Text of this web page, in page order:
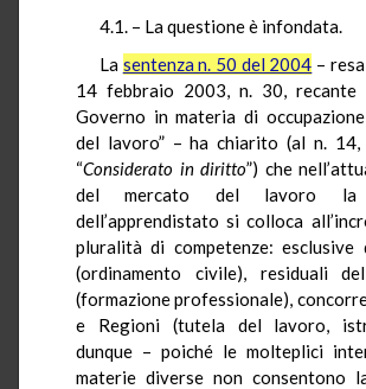
4.1. – La questione è infondata.
La sentenza n. 50 del 2004 –
14 febbraio 2003, n. 30, recante
Governo in materia di
del lavoro” – ha chiarito (al n.
“Considerato in diritto”) che
del mercato del lavoro la
dell’apprendistato si colloca
pluralità di competenze: esclusive
(ordinamento civile), residuali
(formazione professionale),
e Regioni (tutela del lavoro,
dunque – poiché le molteplici
materie diverse non consentono